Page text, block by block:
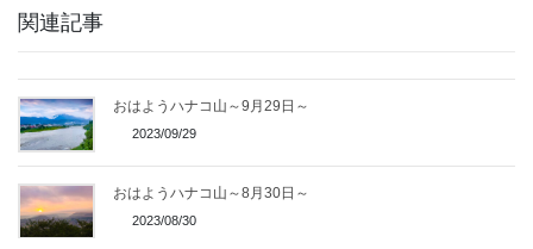
関連記事
おはようハナコ山～9月29日～
2023/09/29
おはようハナコ山～8月30日～
2023/08/30